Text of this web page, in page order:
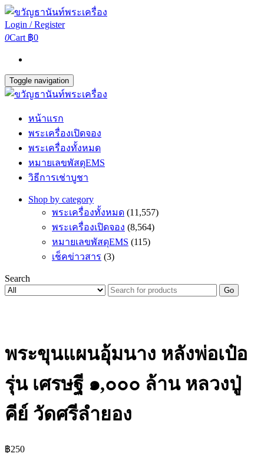
Login / Register
0Cart ฿0
Toggle navigation
หน้าแรก
พระเครื่องเปิดจอง
พระเครื่องทั้งหมด
หมายเลขพัสดุEMS
วิธีการเช่าบูชา
Shop by category
พระเครื่องทั้งหมด (11,557)
พระเครื่องเปิดจอง (8,564)
หมายเลขพัสดุEMS (115)
เช็คข่าวสาร (3)
Search
Go
พระขุนแผนอุ้มนาง หลังพ่อเป๋อ
รุ่น เศรษฐี ๑,๐๐๐ ล้าน หลวงปู่
คีย์ วัดศรีลำยอง
฿250